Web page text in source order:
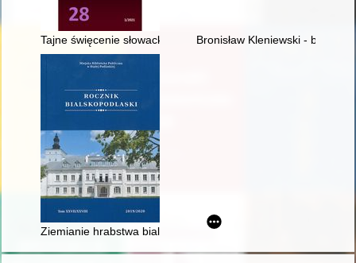
Tajne święcenie słowackich i czeskich księży w Polsce
Bronisław Kleniewski - bielski
Ziemianie hrabstwa bialskiego, czyli tzw. "szlachta pokonna"